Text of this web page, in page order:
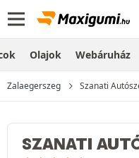
Olajok Webáruház
Zalaegerszeg Szanati
SZANATI